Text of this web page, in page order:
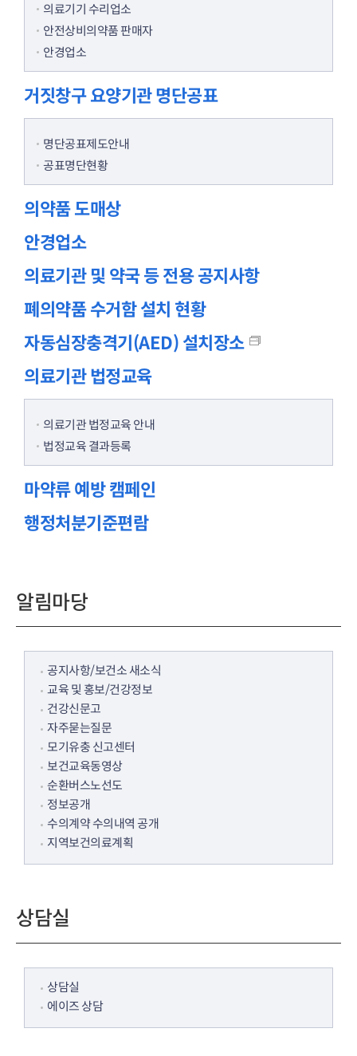
의료기기 수리업소
안전상비의약품 판매자
안경업소
거짓창구 요양기관 명단공표
명단공표제도안내
공표명단현황
의약품 도매상
안경업소
의료기관 및 약국 등 전용 공지사항
폐의약품 수거함 설치 현황
자동심장충격기(AED) 설치장소
의료기관 법정교육
의료기관 법정교육 안내
법정교육 결과등록
마약류 예방 캠페인
행정처분기준편람
알림마당
공지사항/보건소 새소식
교육 및 홍보/건강정보
건강신문고
자주묻는질문
모기유충 신고센터
보건교육동영상
순환버스노선도
정보공개
수의계약 수의내역 공개
지역보건의료계획
상담실
상담실
에이즈 상담